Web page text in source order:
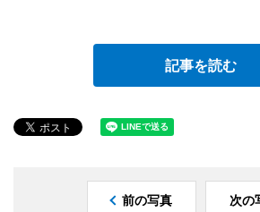
記事を読む
前の写真 次の